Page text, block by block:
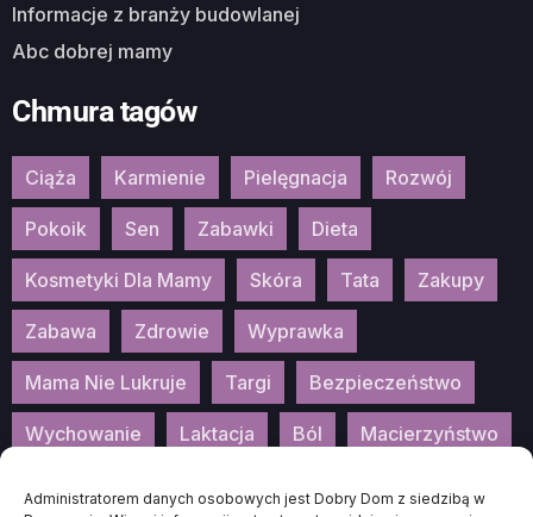
Administratorem danych osobowych jest Dobry Dom z siedzibą w
Informacje z branży budowlanej
Abc dobrej mamy
Chmura tagów
Ciąża Karmienie Pielęgnacja Rozwój
Pokoik Sen Zabawki Dieta
Kosmetyki Dla Mamy Skóra Tata Zakupy
Zabawa Zdrowie Wyprawka
Mama Nie Lukruje Targi Bezpieczeństwo
Wychowanie Laktacja Ból Macierzyństwo